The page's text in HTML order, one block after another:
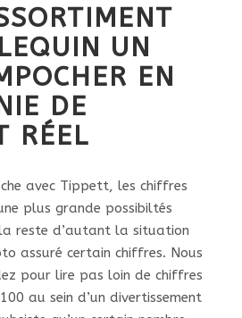
UN
EN
DE
RÉEL
avec Tippett, les chiffres
plus grande possibiltés
reste d’autant la situation
assuré certain chiffres. Nous
pour lire pas loin de chiffres
au sein d’un divertissement